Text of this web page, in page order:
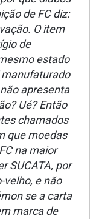
de FC diz:
O item
de
estado
apresenta
Ué? Então
chamados
que moedas
na maior
SUCATA, por
velho, e não
se a carta
marca de